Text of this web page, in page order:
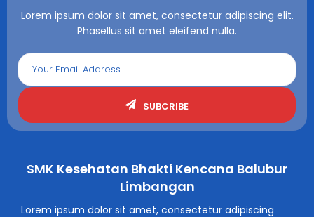
Lorem ipsum dolor sit amet, consectetur adipiscing elit.
Phasellus sit amet eleifend nulla.
SUBCRIBE
SMK Kesehatan Bhakti Kencana Balubur
Limbangan
Lorem ipsum dolor sit amet, consectetur adipiscing